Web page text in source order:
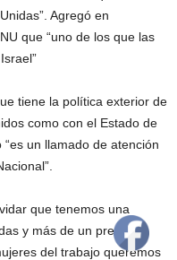
Agregó en
que “uno de los que las
tiene la política exterior de
como con el Estado de
un llamado de atención
que tenemos una
y más de un premio
del trabajo queremos